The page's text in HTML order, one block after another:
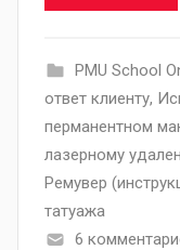
PMU School
ответ клиенту,
перманентном
лазерному
Ремувер
татуажа
6